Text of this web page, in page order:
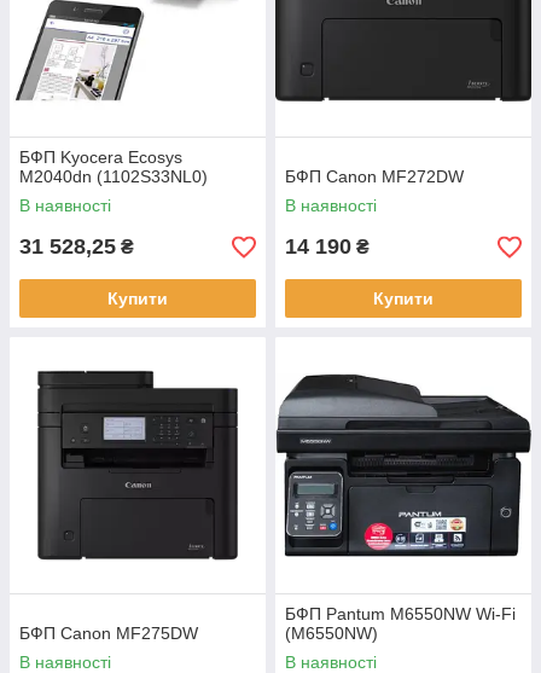
БФП Kyocera Ecosys
M2040dn (1102S33NL0)
В наявності
31 528,25 ₴
Купити
БФП Canon MF272DW
В наявності
14 190 ₴
Купити
БФП Canon MF275DW
В наявності
БФП Pantum M6550NW Wi-Fi
(M6550NW)
В наявності